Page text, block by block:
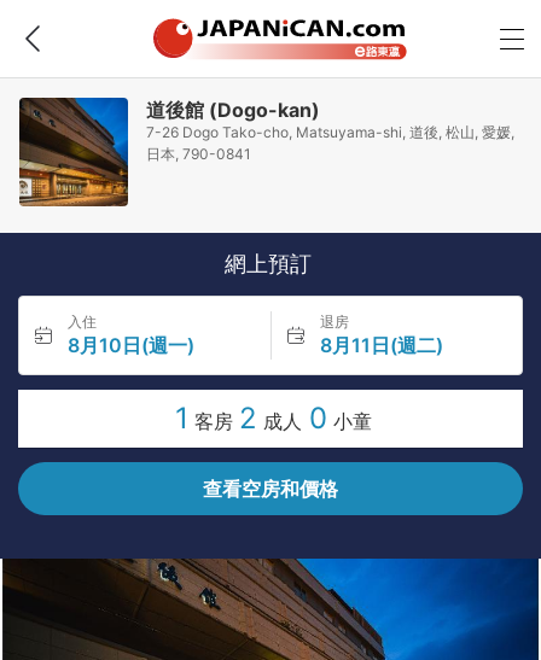
道後館 (Dogo-kan)
7-26 Dogo Tako-cho, Matsuyama-shi, 道後, 松山, 愛媛,
日本, 790-0841
網上預訂
入住
8月10日(週一)
退房
8月11日(週二)
1 客房 2 成人 0 小童
查看空房和價格